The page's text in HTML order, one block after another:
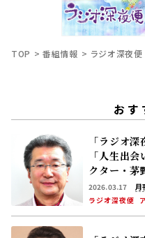
TOP 番組情報 ラジオ深夜便
おす
「ラジオ
「人生出
クター・茅
2026.03.17
月
ラジオ深夜便